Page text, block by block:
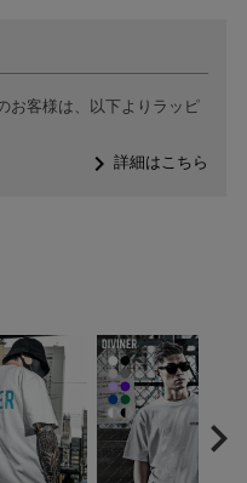
お客様は、以下よりラッピ
navigate_next詳細はこちら